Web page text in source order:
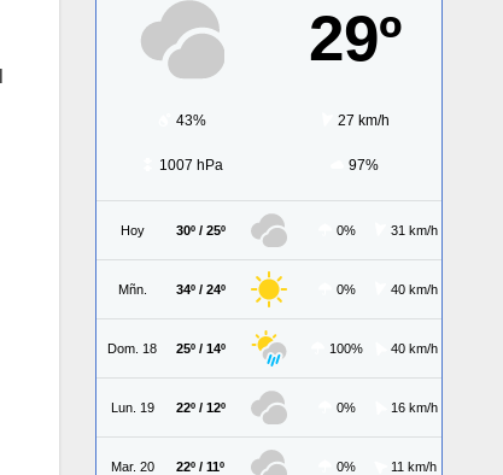
29º
43% 27 km/h
1007 hPa 97%
Hoy 30º / 25º 0% 31 km/h
Mñn. 34º / 24º 0% 40 km/h
Dom. 18 25º / 14º 100% 40 km/h
Lun. 19 22º / 12º 0% 16 km/h
Mar. 20 22º / 11º 0% 11 km/h